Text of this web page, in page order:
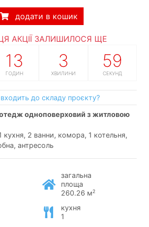
додати в кошик
АКЦІЇ ЗАЛИШИЛОСЯ ЩЕ
13
ГОДИН
3
ХВИЛИНИ
58
СЕКУНД
до складу проєкту?
кухня, 2 ванни, комора, 1 котельня,
антресоль
загальна
площа
260.26 м2
кухня
1